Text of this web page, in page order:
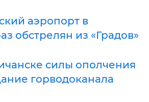
аэропорт в
обстрелян из «Градов»
силы ополчения
горводоканала